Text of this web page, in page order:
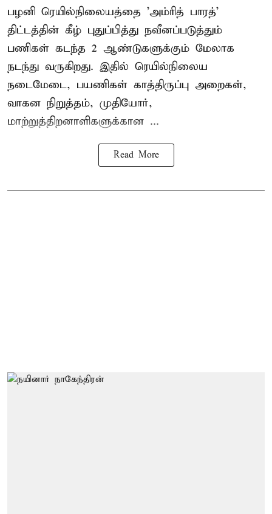
பழனி ரெயில்நிலையத்தை 'அம்ரித் பாரத்'
திட்டத்தின் கீழ் புதுப்பித்து நவீனப்படுத்தும்
பணிகள் கடந்த 2 ஆண்டுகளுக்கும் மேலாக
நடந்து வருகிறது. இதில் ரெயில்நிலைய
நடைமேடை, பயணிகள் காத்திருப்பு அறைகள்,
வாகன நிறுத்தம், முதியோர்,
மாற்றுத்திறனாளிகளுக்கான ...
Read More